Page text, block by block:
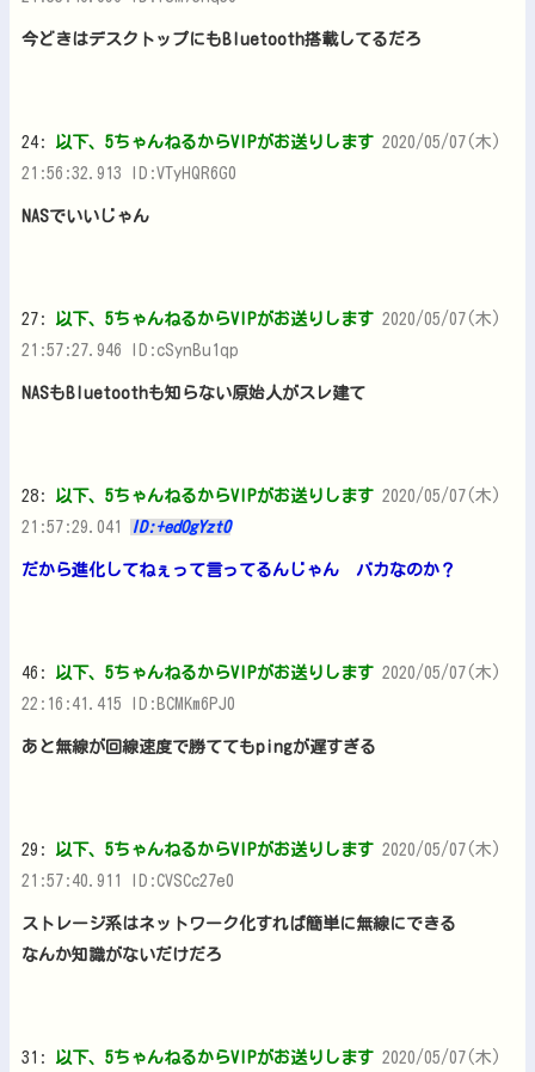
今どきはデスクトップにもBluetooth搭載してるだろ
24: 以下、5ちゃんねるからVIPがお送りします 2020/05/07(木)
21:56:32.913 ID:VTyHQR6G0
NASでいいじゃん
27: 以下、5ちゃんねるからVIPがお送りします 2020/05/07(木)
21:57:27.946 ID:cSynBu1qp
NASもBluetoothも知らない原始人がスレ建て
28: 以下、5ちゃんねるからVIPがお送りします 2020/05/07(木)
21:57:29.041
ID:+edOgYzt0
だから進化してねぇって言ってるんじゃん バカなのか？
46: 以下、5ちゃんねるからVIPがお送りします 2020/05/07(木)
22:16:41.415 ID:BCMKm6PJ0
あと無線が回線速度で勝ててもpingが遅すぎる
29: 以下、5ちゃんねるからVIPがお送りします 2020/05/07(木)
21:57:40.911 ID:CVSCc27e0
ストレージ系はネットワーク化すれば簡単に無線にできる
なんか知識がないだけだろ
31: 以下、5ちゃんねるからVIPがお送りします 2020/05/07(木)